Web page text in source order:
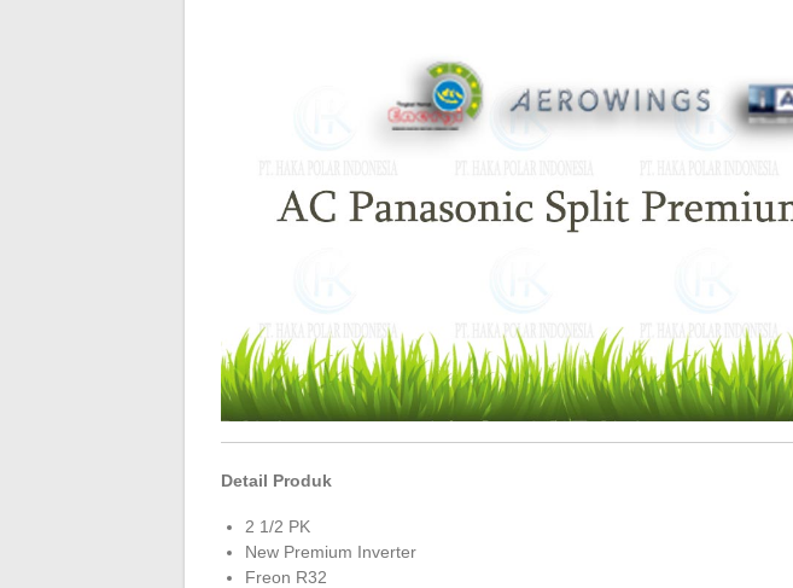
Detail Produk
2 1/2 PK
New Premium Inverter
Freon R32